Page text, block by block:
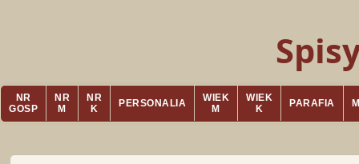
NR
GOSP
NR
M
NR
K
PERSONALIA
WIEK
M
WIEK
K
PARAFIA